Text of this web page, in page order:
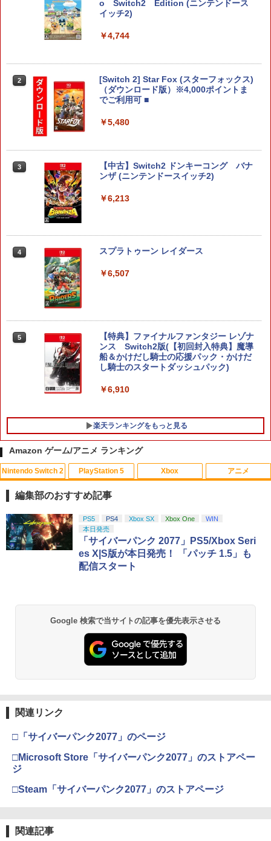
o Switch2 Edition (ニンテンドース
イッチ2)
￥4,744
2
[Switch 2] Star Fox (スターフォックス)
（ダウンロード版）※4,000ポイントま
でご利用可 ■
￥5,480
3
【中古】Switch2 ドンキーコング バナ
ンザ (ニンテンドースイッチ2)
￥6,213
4 スプラトゥーン レイダース
￥6,507
5
【特典】ファイナルファンタジー レゾナ
ンス Switch2版(【初回封入特典】魔導
船＆かけだし騎士の応援パック・かけだ
し騎士のスタートダッシュパック)
￥6,910
楽天ランキングをもっと見る
1
アンサー PS5コントローラ用 プレイアッ
プボタンセット(ブラック)(ANS-PSV003
BK) 取り寄せ商品【期間数量限定】
￥1,049
【8/4-11 当店P5倍!&マラソン!】PS5 縦
layStation 5
4
【楽天ブックス限定特典+特典】空の軌
典】DLCチラシ)
1 【中古】ぷよぷよ通 決定盤
￥358
【中古】アイドルマスター アニメ & G4
U!パック VOL.8
【中古】グランツーリスモ4
￥470
5
【中古】エースコンバット04 シャッター
Amazon ゲーム/アニメ ランキング
Nintendo Switch 2
1
スプラトゥーン レイダース|オンライン
コード版
￥5,832
2 スプラトゥーン レイダース -Switch2
￥6,449
4
PlayStation 5
1
PlayStation 5 デジタル・エディション
日本語専用 Console Language: Japan
ese only (CFI-2200B01)
￥55,000
Beast of Reincarnation -PS5 【特典】
プロダクトコード 封入
￥7,286
4
ZCT2J01)
Xbox
1
【純正品】Xbox ワイヤレス コントロー
ラー + USB-C® ケーブル
￥8,300
ラー (ロボット ホワイト)
ラー (カーボンブラック)
B-C ケーブル
5
アニメ
1
劇場版「鬼滅の刃」無限城編 第一章 猗
窩座再来 通常版 [Blu-ray]
￥3,982
2
劇場版「鬼滅の刃」無限城編 第一章 猗
窩座再来 通常版 [DVD]
カー特典:【坤と離】二振りの剣、十翼よ
り来たる！スタジオ描き下ろしイラスト
ボード付) [Blu-ray]
編集部のおすすめ記事
PS5 PS4 Xbox SX Xbox One
WIN
本日発売
「サイバーパンク 2077」PS5/Xbox Seri
es X|S版が本日発売！ 「パッチ 1.5」も
配信スタート
Google 検索で当サイトの記事を優先表示させる
関連リンク
□「サイバーパンク2077」のページ
□Microsoft Store「サイバーパンク2077」のストアペー
ジ
□Steam「サイバーパンク2077」のストアページ
関連記事